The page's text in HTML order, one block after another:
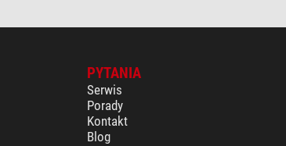
PYTANIA
Serwis
Porady
Kontakt
Blog